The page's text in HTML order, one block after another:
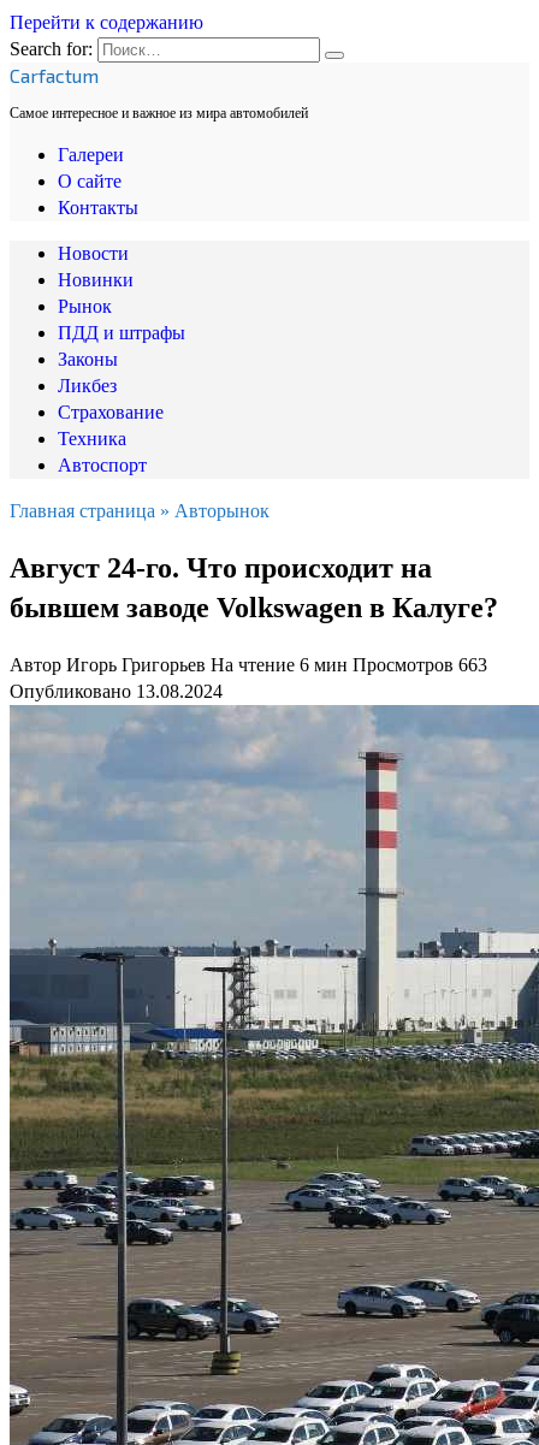
Перейти к содержанию
Search for:
Carfactum
Самое интересное и важное из мира автомобилей
Галереи
О сайте
Контакты
Новости
Новинки
Рынок
ПДД и штрафы
Законы
Ликбез
Страхование
Техника
Автоспорт
Главная страница » Авторынок
Август 24-го. Что происходит на
бывшем заводе Volkswagen в Калуге?
Автор Игорь Григорьев На чтение 6 мин Просмотров 663
Опубликовано 13.08.2024